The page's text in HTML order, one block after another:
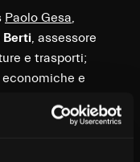
Paolo Gesa,
Berti, assessore
e trasporti;
e
Verona e Nord Est